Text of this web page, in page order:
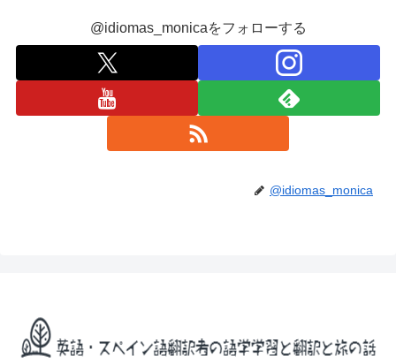
@idiomas_monicaをフォローする
@idiomas_monica